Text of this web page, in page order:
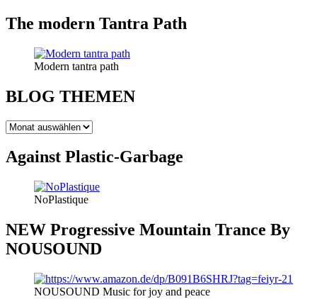
The modern Tantra Path
Modern tantra path
BLOG THEMEN
BLOG
Against Plastic-Garbage
NoPlastique
NEW Progressive Mountain Trance By
NOUSOUND
NOUSOUND Music for joy and peace